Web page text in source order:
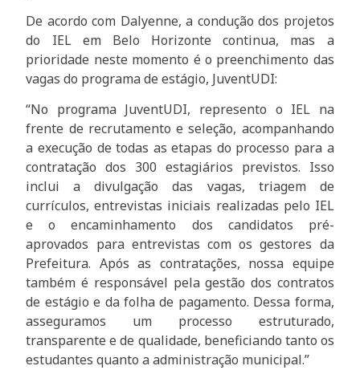
De acordo com Dalyenne, a condução dos projetos
do IEL em Belo Horizonte continua, mas a
prioridade neste momento é o preenchimento das
vagas do programa de estágio, JuventUDI:
“No programa JuventUDI, represento o IEL na
frente de recrutamento e seleção, acompanhando
a execução de todas as etapas do processo para a
contratação dos 300 estagiários previstos. Isso
inclui a divulgação das vagas, triagem de
currículos, entrevistas iniciais realizadas pelo IEL
e o encaminhamento dos candidatos pré-
aprovados para entrevistas com os gestores da
Prefeitura. Após as contratações, nossa equipe
também é responsável pela gestão dos contratos
de estágio e da folha de pagamento. Dessa forma,
asseguramos um processo estruturado,
transparente e de qualidade, beneficiando tanto os
estudantes quanto a administração municipal.”